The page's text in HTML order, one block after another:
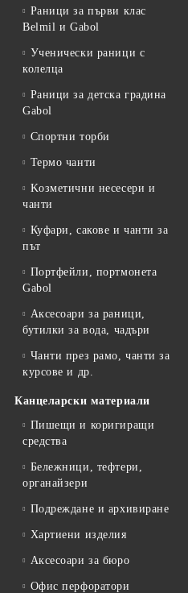
Раници за първи клас
Belmil и Gabol
Ученически раници с
колелца
Раници за детска градина
Gabol
Спортни торби
Термо чанти
Kозметични несесери и
чанти
Куфари, сакове и чанти за
път
Портфейли, портмонета
Gabol
Аксесоари за раници,
бутилки за вода, чадъри
Чанти през рамо, чанти за
курсове и др.
Канцеларски материали
Пишещи и коригиращи
средства
Бележници, тефтери,
органайзери
Подреждане и архивиране
Хартиени изделия
Аксесоари за бюро
Офис перфоратори